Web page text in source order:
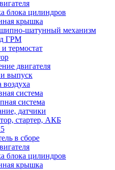
блока цилиндров
крышка
шатунный механизм
ГРМ
термостат
двигателя
выпуск
воздуха
система
система
датчики
стартер, АКБ
в сборе
блока цилиндров
крышка